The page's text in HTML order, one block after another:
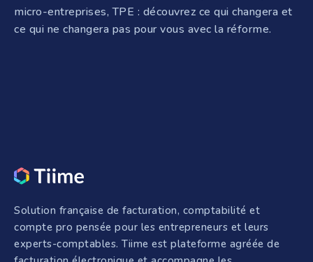
micro-entreprises, TPE : découvrez ce qui changera et
ce qui ne changera pas pour vous avec la réforme.
Solution française de facturation, comptabilité et
compte pro pensée pour les entrepreneurs et leurs
experts-comptables. Tiime est plateforme agréée de